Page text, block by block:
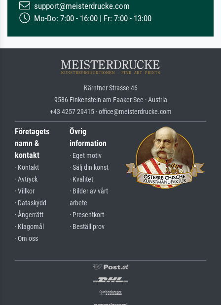
support@meisterdrucke.com
Mo-Do: 7:00 - 16:00 | Fr: 7:00 - 13:00
Kärntner Strasse 46
9586 Finkenstein am Faaker See · Austria
+43 4257 29415 · office@meisterdrucke.com
Företagets
namn &
kontakt
· Kontakt
· Avtryck
· Villkor
· Dataskydd
· Ångerrätt
· Klagomål
· Om oss
Övrig
information
· Eget motiv
· Sälj din konst
· Kvalitet
· Bilder av vårt
arbete
· Presentkort
· Beställ prov